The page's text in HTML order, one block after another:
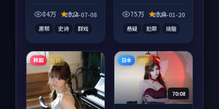
在线，配乐与镜头配
84万 9.2
2024-07-08
黑帮 史诗 群戏
续发酵，适合周末一
75万 9.8
2024-01-20
悬疑 犯罪 烧脑
韩国 杜比 日本 臻彩
70:08